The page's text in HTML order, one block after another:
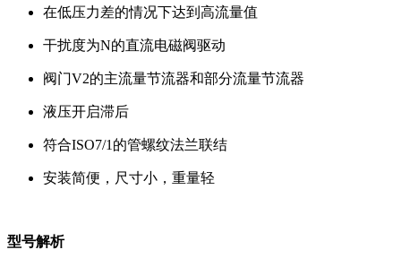
在低压力差的情况下达到高流量值
干扰度为N的直流电磁阀驱动
阀门V2的主流量节流器和部分流量节流器
液压开启滞后
符合ISO7/1的管螺纹法兰联结
安装简便，尺寸小，重量轻
型号解析